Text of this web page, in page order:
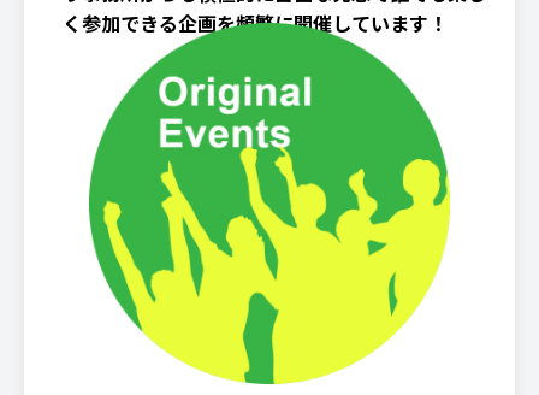
く参加できる企画を頻繁に開催しています！